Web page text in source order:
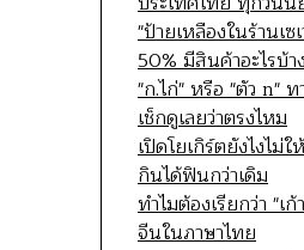
"ป้ายเหลืองในร้านเ
50% มีสินค้าอะไรบ้า
"ก.ไก่" หรือ "ตัว n"
เช็กดูเลยว่าตรงไหม
เปิดโยเกิร์ตยังไงไม่
กินได้ฟินกว่าเดิม
ทำไมต้องเรียกว่า "เ
จีนในภาษาไทย